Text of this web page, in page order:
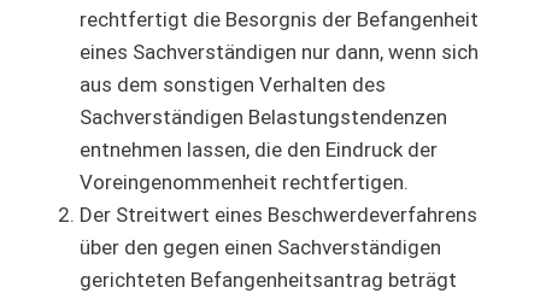
rechtfertigt die Besorgnis der Befangenheit
eines Sachverständigen nur dann, wenn sich
aus dem sonstigen Verhalten des
Sachverständigen Belastungstendenzen
entnehmen lassen, die den Eindruck der
Voreingenommenheit rechtfertigen.
Der Streitwert eines Beschwerdeverfahrens
über den gegen einen Sachverständigen
gerichteten Befangenheitsantrag beträgt